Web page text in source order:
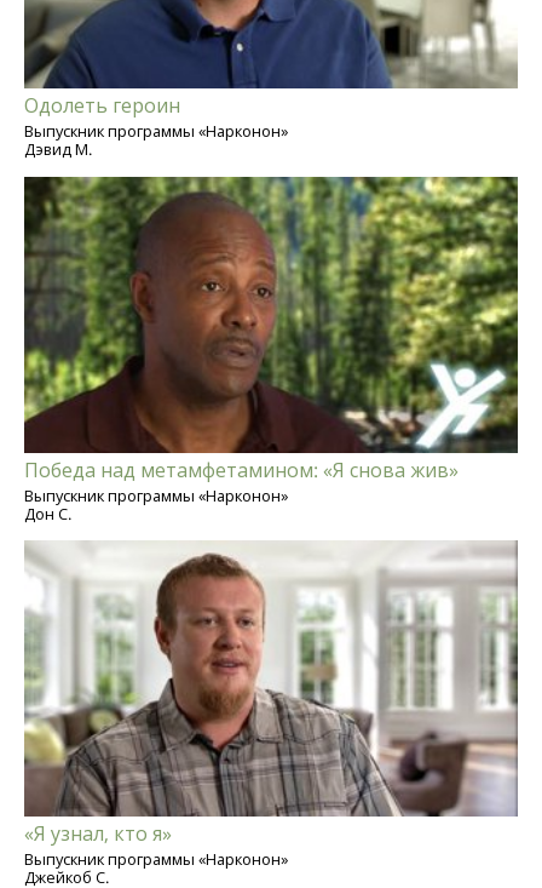
Одолеть героин
Выпускник программы «Нарконон»
Дэвид М.
Победа над метамфетамином: «Я снова жив»
Выпускник программы «Нарконон»
Дон С.
«Я узнал, кто я»
Выпускник программы «Нарконон»
Джейкоб С.